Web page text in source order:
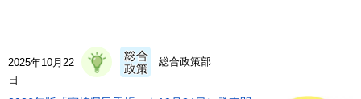
2025年10月22
日
総合政策部